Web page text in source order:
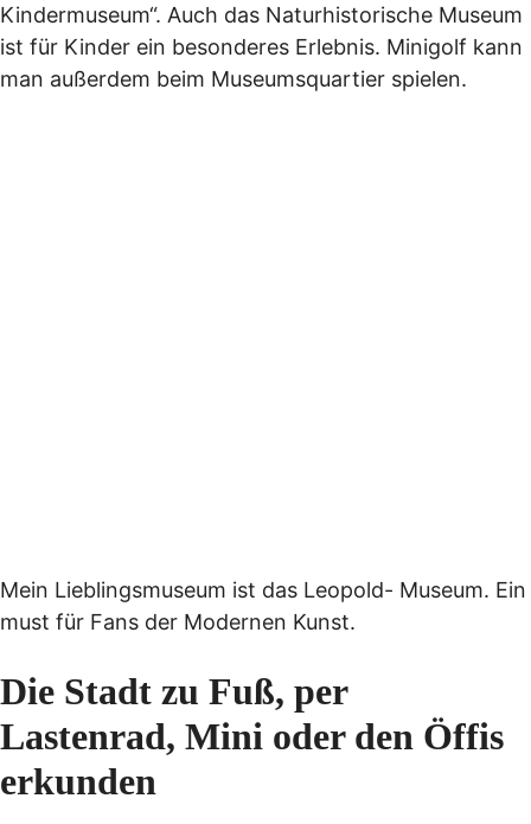
Kindermuseum“. Auch das Naturhistorische Museum
ist für Kinder ein besonderes Erlebnis. Minigolf kann
man außerdem beim Museumsquartier spielen.
Mein Lieblingsmuseum ist das Leopold- Museum. Ein
must für Fans der Modernen Kunst.
Die Stadt zu Fuß, per
Lastenrad, Mini oder den Öffis
erkunden